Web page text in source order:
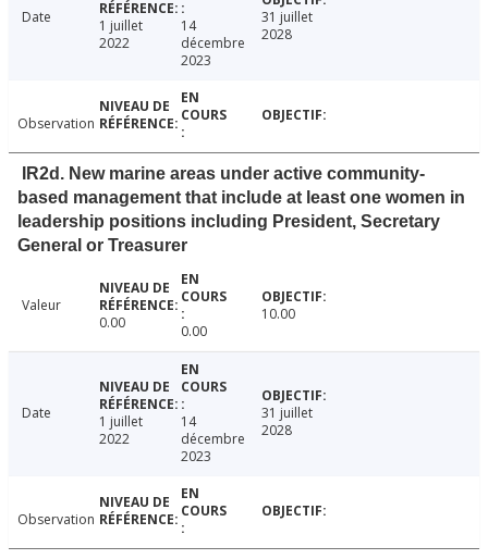
Date
1 juillet
2022
14
décembre
2023
31 juillet
2028
Observation
IR2d. New marine areas under active community-
based management that include at least one women in
leadership positions including President, Secretary
General or Treasurer
Valeur
0.00
0.00
10.00
Date
1 juillet
2022
14
décembre
2023
31 juillet
2028
Observation